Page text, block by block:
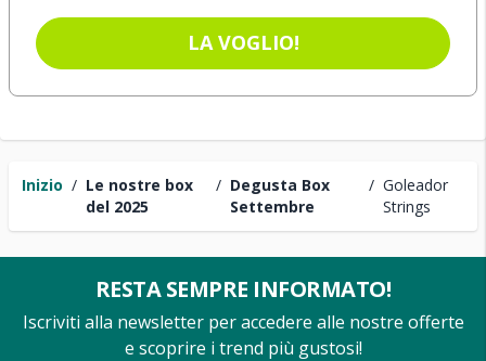
Inizio / Le nostre box
del 2025
/ Degusta Box
Settembre
/ Goleador
Strings
LA VOGLIO!
RESTA SEMPRE INFORMATO!
Iscriviti alla newsletter per accedere alle nostre offerte
e scoprire i trend più gustosi!